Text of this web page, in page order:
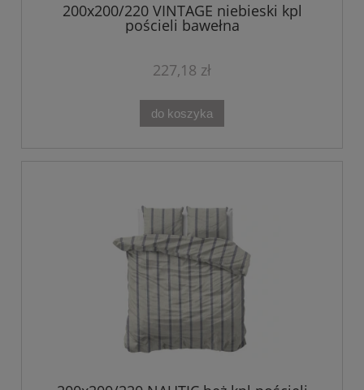
200x200/220 VINTAGE niebieski kpl
pościeli bawełna
227,18 zł
do koszyka